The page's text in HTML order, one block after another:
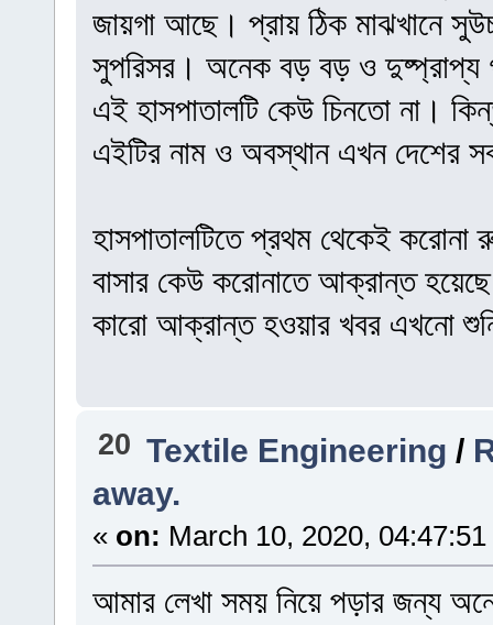
জায়গা আছে। প্রায় ঠিক মাঝখানে
সুপরিসর। অনেক বড় বড় ও দুষ্প্রাপ্য
এই হাসপাতালটি কেউ চিনতো না।
এইটির নাম ও অবস্থান এখন দেশের
হাসপাতালটিতে প্রথম থেকেই
বাসার কেউ করোনাতে আক্রান্ত
কারো আক্রান্ত হওয়ার খবর এখনো
20 Textile Engineering /
away.
« on: March 10, 2020,
আমার লেখা সময় নিয়ে পড়ার জন্য